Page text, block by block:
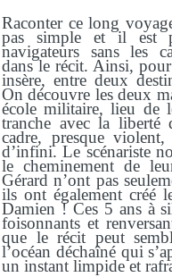
Raconter ce long
pas simple et il est
navigateurs sans les
dans le récit. Ainsi, pour
insère, entre deux
On découvre les deux
école militaire, lieu de
tranche avec la liberté
cadre, presque
d’infini. Le scénariste
le cheminement de
Gérard n’ont pas
ils ont également créé
Damien ! Ces 5 ans à
foisonnants et
que le récit peut
l’océan déchaîné qui
un instant limpide et